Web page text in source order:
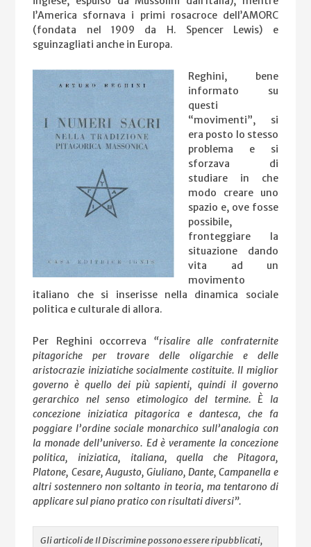
l’America sfornava i primi rosacroce dell’AMORC
(fondata nel 1909 da H. Spencer Lewis) e
sguinzagliati anche in Europa.
Reghini, bene
informato su
questi
“movimenti”, si
era posto lo stesso
problema e si
sforzava di
studiare in che
modo creare uno
spazio e, ove fosse
possibile,
fronteggiare la
situazione dando
vita ad un
movimento
italiano che si inserisse nella dinamica sociale
politica e culturale di allora.
Per Reghini occorreva “risalire alle confraternite
pitagoriche per trovare delle oligarchie e delle
aristocrazie iniziatiche socialmente costituite. Il miglior
governo è quello dei più sapienti, quindi il governo
gerarchico nel senso etimologico del termine. È la
concezione iniziatica pitagorica e dantesca, che fa
poggiare l’ordine sociale monarchico sull’analogia con
la monade dell’universo. Ed è veramente la concezione
politica, iniziatica, italiana, quella che Pitagora,
Platone, Cesare, Augusto, Giuliano, Dante, Campanella e
altri sostennero non soltanto in teoria, ma tentarono di
applicare sul piano pratico con risultati diversi”.
Gli articoli de Il Discrimine possono essere ripubblicati,